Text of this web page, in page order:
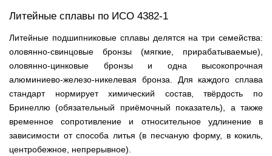
Литейные сплавы по ИСО 4382-1
Литейные подшипниковые сплавы делятся на три семейства:
оловянно-свинцовые бронзы (мягкие, прирабатываемые),
оловянно-цинковые бронзы и одна высокопрочная
алюминиево-железо-никелевая бронза. Для каждого сплава
стандарт нормирует химический состав, твёрдость по
Бринеллю (обязательный приёмочный показатель), а также
временное сопротивление и относительное удлинение в
зависимости от способа литья (в песчаную форму, в кокиль,
центробежное, непрерывное).